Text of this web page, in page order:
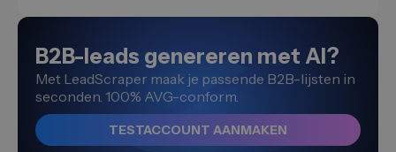
B2B-leads genereren met AI?
Met LeadScraper maak je passende B2B-lijsten in
seconden. 100% AVG-conform.
TESTACCOUNT AANMAKEN